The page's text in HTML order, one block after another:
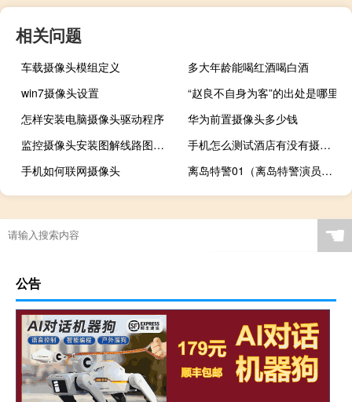
相关问题
车载摄像头模组定义
多大年龄能喝红酒喝白酒
win7摄像头设置
“赵良不自身为客”的出处是哪里
怎样安装电脑摄像头驱动程序
华为前置摄像头多少钱
监控摄像头安装图解线路图接线
手机怎么测试酒店有没有摄像头
手机如何联网摄像头
离岛特警01（离岛特警演员表）
☚
公告